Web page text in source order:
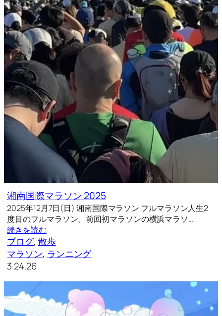
湘南国際マラソン 2025
2025年12月7日(日) 湘南国際マラソン フルマラソン人生2
度目のフルマラソン。前回初マラソンの横浜マラソ…
続きを読む
ブログ, 散歩
マラソン, ランニング
3.24.26